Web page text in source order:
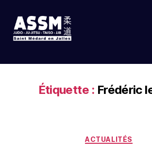
Étiquette : Frédéric
ACTUALITÉS